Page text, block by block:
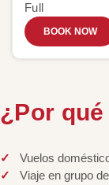
Full
BOOK NOW
¿Por
Vuelos
Viaje en grupo